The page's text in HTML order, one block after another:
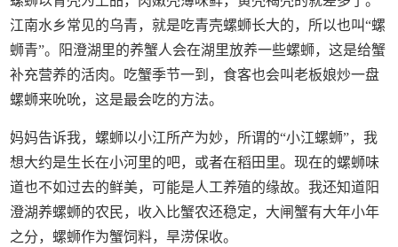
江南水乡常见的乌青，就是吃青壳螺蛳长大的，所以也叫“螺
蛳青”。阳澄湖里的养蟹人会在湖里放养一些螺蛳，这是给蟹
补充营养的活肉。吃蟹季节一到，食客也会叫老板娘炒一盘
螺蛳来吮吮，这是最会吃的方法。
妈妈告诉我，螺蛳以小江所产为妙，所谓的“小江螺蛳”，我
想大约是生长在小河里的吧，或者在稻田里。现在的螺蛳味
道也不如过去的鲜美，可能是人工养殖的缘故。我还知道阳
澄湖养螺蛳的农民，收入比蟹农还稳定，大闸蟹有大年小年
之分，螺蛳作为蟹饲料，旱涝保收。